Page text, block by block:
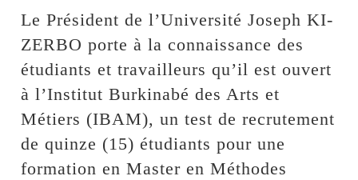
Le Président de l’Université Joseph KI-
ZERBO porte à la connaissance des
étudiants et travailleurs qu’il est ouvert
à l’Institut Burkinabé des Arts et
Métiers (IBAM), un test de recrutement
de quinze (15) étudiants pour une
formation en Master en Méthodes